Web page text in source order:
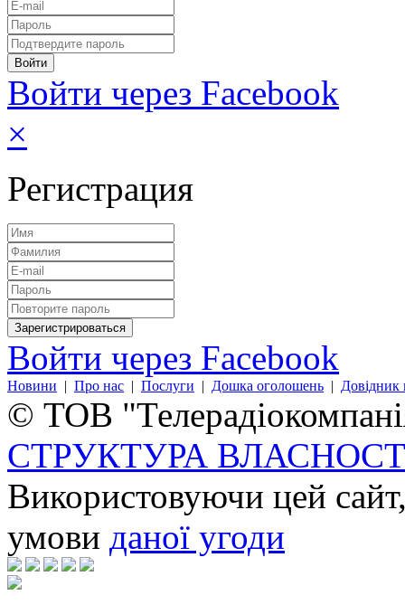
Войти через Facebook
×
Регистрация
Войти через Facebook
Новини | Про нас | Послуги | Дошка оголошень | Довідник
© ТОВ
СТРУКТУРА
Використовуючи цей
умови даної угоди